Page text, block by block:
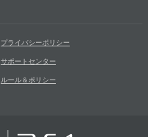
プライバシーポリシー
サポートセンター
ルール＆ポリシー